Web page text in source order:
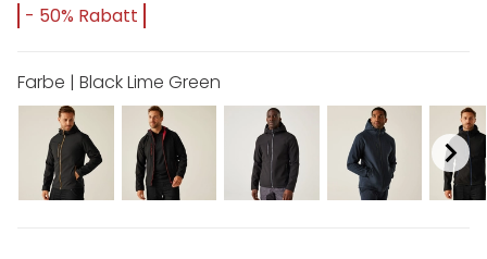
- 50% Rabatt
Farbe | Black Lime Green